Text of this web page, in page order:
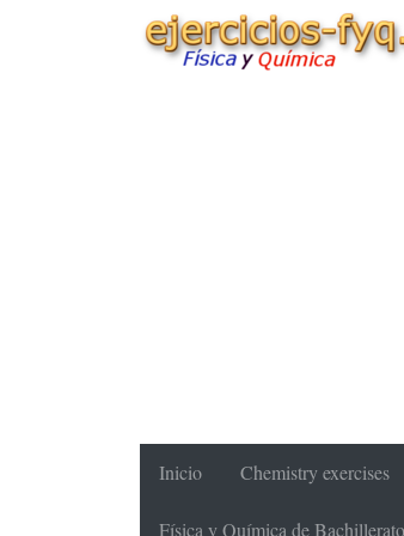
Inicio Chemistry exercises
Física y Química de